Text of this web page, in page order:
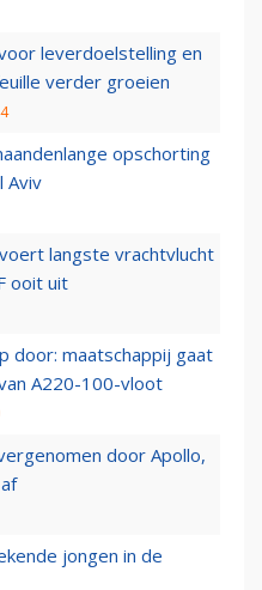
leverdoelstelling en
verder groeien
opschorting
Aviv
langste vrachtvlucht
ooit uit
door: maatschappij gaat
A220-100-vloot
door Apollo,
jongen in de